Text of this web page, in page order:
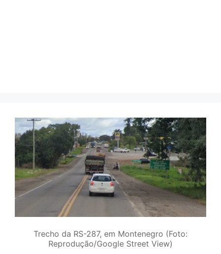
Trecho da RS-287, em Montenegro (Foto:
Reprodução/Google Street View)